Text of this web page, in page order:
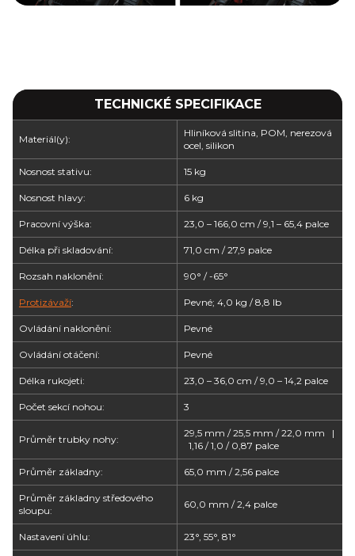
TECHNICKÉ SPECIFIKACE
Materiál(y):
Hliníková slitina, POM, nerezová
ocel, silikon
Nosnost stativu: 15 kg
Nosnost hlavy: 6 kg
Pracovní výška: 23,0 – 166,0 cm / 9,1 – 65,4 palce
Délka při skladování: 71,0 cm / 27,9 palce
Rozsah naklonění: 90° / -65°
Protizávaží: Pevné; 4,0 kg / 8,8 lb
Ovládání naklonění: Pevné
Ovládání otáčení: Pevné
Délka rukojeti: 23,0 – 36,0 cm / 9,0 – 14,2 palce
Počet sekcí nohou: 3
Průměr trubky nohy:
29,5 mm / 25,5 mm / 22,0 mm |
1,16 / 1,0 / 0,87 palce
Průměr základny: 65,0 mm / 2,56 palce
Průměr základny středového
sloupu:
60,0 mm / 2,4 palce
Nastavení úhlu: 23°, 55°, 81°